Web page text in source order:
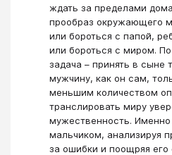
ждать за пределами
прообраз окружающего
или бороться с папой,
или бороться с миром.
задача – принять в сыне
мужчину, как он сам,
меньшим количеством
транслировать миру
мужественность.
мальчиком, анализируя
за ошибки и поощряя его